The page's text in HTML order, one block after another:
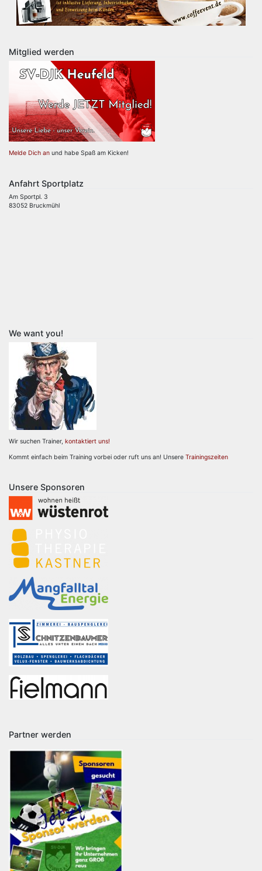
Mitglied werden
Melde Dich an und habe Spaß am Kicken!
Anfahrt Sportplatz
Am Sportpl. 3
83052 Bruckmühl
We want you!
Wir suchen Trainer, kontaktiert uns!
Kommt einfach beim Training vorbei oder ruft uns an! Unsere Trainingszeiten
Unsere Sponsoren
Partner werden